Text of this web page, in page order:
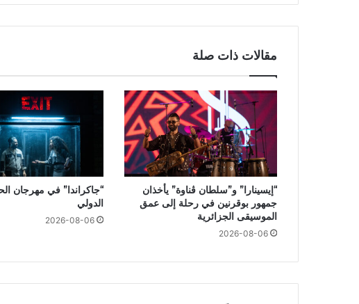
مقالات ذات صلة
“إيسينارا” و”سلطان ڤناوة” يأخذان
جمهور بوقرنين في رحلة إلى عمق
الموسيقى الجزائرية
2026-08-06
“جاكراندا” في مهرجان
الدولي
2026-08-06